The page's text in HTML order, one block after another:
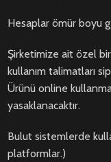
Hesaplar ömür boyu
Şirketimize ait özel
kullanım talimatları
Ürünü online
yasaklanacaktır.
Bulut sistemlerde
platformlar.)